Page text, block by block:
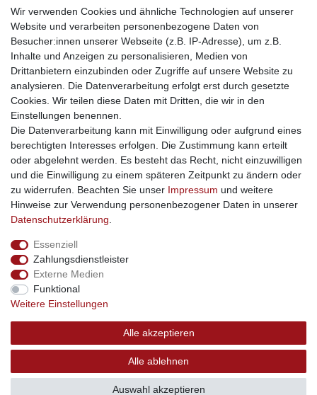
weitere Shops
traumlampen- Lampen und Kronleuchter
kinderwagencenter- Exklusive und günstige Kinderwagen
gastrogeraete24- alles für Gastronomie und Imbiss
soziale Medien
Facebook
sicher einkaufen
Sichere Bestellung und Zahlung via SSL Verschlüsselung
Wir verwenden Cookies und ähnliche Technologien auf unserer
Website und verarbeiten personenbezogene Daten von
Besucher:innen unserer Webseite (z.B. IP-Adresse), um z.B.
Inhalte und Anzeigen zu personalisieren, Medien von
Drittanbietern einzubinden oder Zugriffe auf unsere Website zu
analysieren. Die Datenverarbeitung erfolgt erst durch gesetzte
Cookies. Wir teilen diese Daten mit Dritten, die wir in den
Einstellungen benennen.
Die Datenverarbeitung kann mit Einwilligung oder aufgrund eines
berechtigten Interesses erfolgen. Die Zustimmung kann erteilt
oder abgelehnt werden. Es besteht das Recht, nicht einzuwilligen
und die Einwilligung zu einem späteren Zeitpunkt zu ändern oder
zu widerrufen. Beachten Sie unser Impressum und weitere
Hinweise zur Verwendung personenbezogener Daten in unserer
Daten­schutz­erklärung
Essenziell
Zahlungsdienstleister
Externe Medien
Funktional
Weitere Einstellungen
Alle akzeptieren
Alle ablehnen
Auswahl akzeptieren
Widerrufs­recht Widerrufs­formular
Daten­schutz­erklärung
© Copyright 2026 | swisshandel24.ch | Firmensitz: 8598
Bottighofen, Schweiz | Hotline +41 56 534 72 67